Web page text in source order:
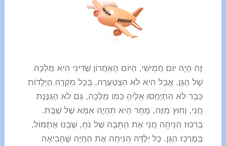
זֶה הָיָה יוֹם חֲמִישִׁי, הַיּוֹם הָאַחֲרוֹן שֶׁדִּינִי הִיא מַלְכָּה
שֶׁל הַגַּן. אֲבָל הִיא לֹא הִצְטַעֲרָה, בְּכָל מִקְרֶה הַיְּלָדוֹת
כְּבָר לֹא הִתְיַחֲסוּ אֵלֶיהָ כְּמוֹ מַלְכָּה, גַּם לֹא הַגַּנֶּנֶת
חֲנִי, וְחוּץ מִזֶּה, מָחָר הִיא תִּהְיֶה אִמָּא שֶׁל שַׁבָּת.
בְּרִכּוּז הִנִּיחָה חֲנִי אֶת הַתֵּבָה שֶׁל נֹחַ, שֶׁבָּנוּ אֶתְמוֹל,
בְּמֶרְכַּז הַגַּן. כָּל יַלְדָּה הִנִּיחָה אֶת הַחַיָּה שֶׁהֵבִיאָה